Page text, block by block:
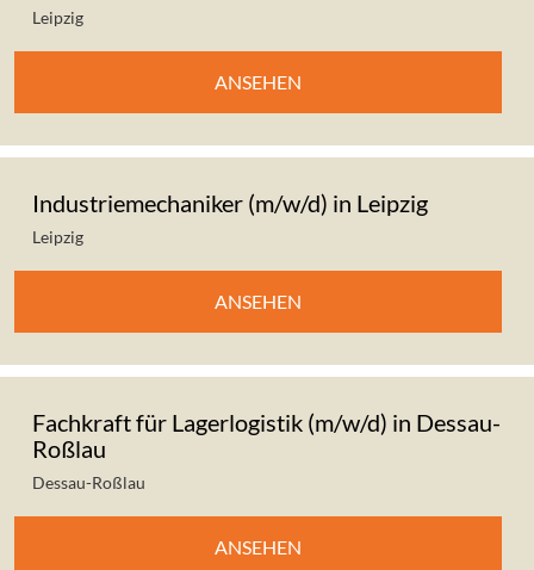
Leipzig
ANSEHEN
Industriemechaniker (m/w/d) in Leipzig
Leipzig
ANSEHEN
Fachkraft für Lagerlogistik (m/w/d) in Dessau-
Roßlau
Dessau-Roßlau
ANSEHEN